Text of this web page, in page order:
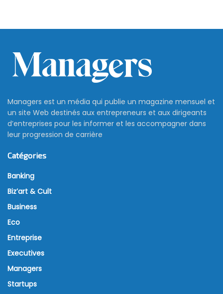
Managers est un média qui publie un magazine mensuel et
un site Web destinés aux entrepreneurs et aux dirigeants
d’entreprises pour les informer et les accompagner dans
leur progression de carrière
Catégories
Banking
Biz’art & Cult
Business
Eco
Entreprise
Executives
Managers
Startups